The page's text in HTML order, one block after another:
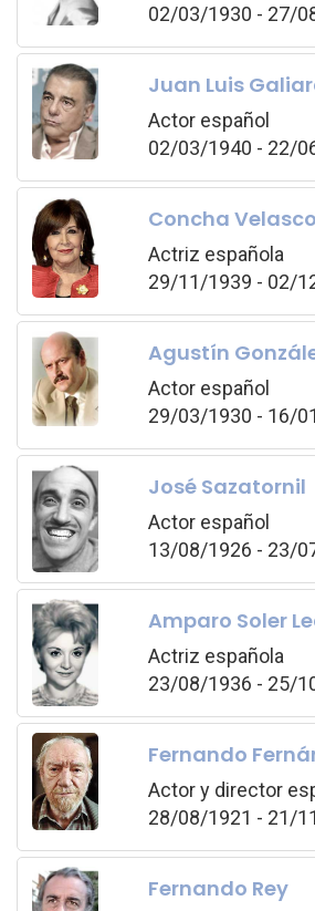
02/03/1930 - 27/
Juan Luis
Actor español
02/03/1940 - 22/
Concha Velasco
Actriz española
29/11/1939 - 02/
Agustín
Actor español
29/03/1930 - 16/
José Sazatornil
Actor español
13/08/1926 - 23/
Amparo Soler
Actriz española
23/08/1936 - 25/
Fernando
Actor y director
28/08/1921 - 21/
Fernando Rey